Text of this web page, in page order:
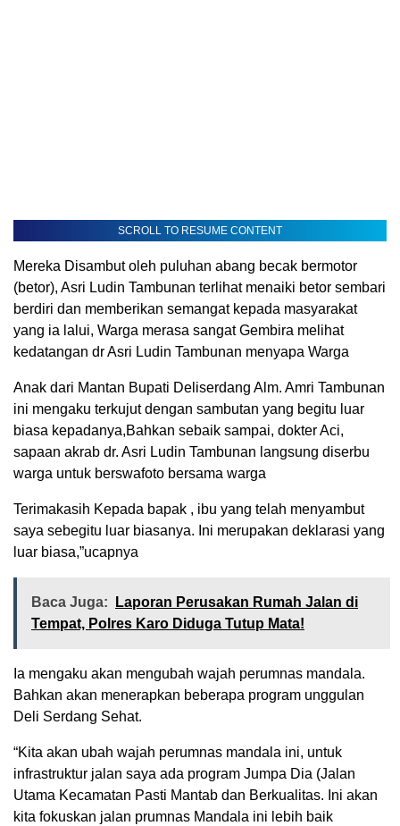
SCROLL TO RESUME CONTENT
Mereka Disambut oleh puluhan abang becak bermotor
(betor), Asri Ludin Tambunan terlihat menaiki betor sembari
berdiri dan memberikan semangat kepada masyarakat
yang ia lalui, Warga merasa sangat Gembira melihat
kedatangan dr Asri Ludin Tambunan menyapa Warga
Anak dari Mantan Bupati Deliserdang Alm. Amri Tambunan
ini mengaku terkujut dengan sambutan yang begitu luar
biasa kepadanya,Bahkan sebaik sampai, dokter Aci,
sapaan akrab dr. Asri Ludin Tambunan langsung diserbu
warga untuk berswafoto bersama warga
Terimakasih Kepada bapak , ibu yang telah menyambut
saya sebegitu luar biasanya. Ini merupakan deklarasi yang
luar biasa,”ucapnya
Baca Juga:
Laporan Perusakan Rumah Jalan di
Tempat, Polres Karo Diduga Tutup Mata!
Ia mengaku akan mengubah wajah perumnas mandala.
Bahkan akan menerapkan beberapa program unggulan
Deli Serdang Sehat.
“Kita akan ubah wajah perumnas mandala ini, untuk
infrastruktur jalan saya ada program Jumpa Dia (Jalan
Utama Kecamatan Pasti Mantab dan Berkualitas. Ini akan
kita fokuskan jalan prumnas Mandala ini lebih baik